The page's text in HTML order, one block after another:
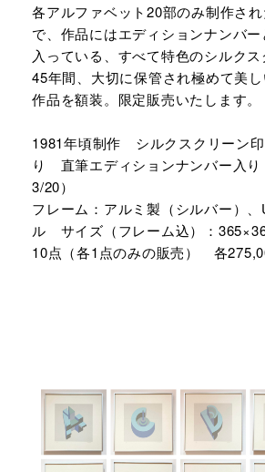
各アルファベット20部のみ制作さ
で、作品にはエディションナンバ
入っている、すべて特色のシルクス
45年間、大切に保管され極めて美
作品を額装。限定販売いたします。
1981年頃制作 シルクスクリーン
り 直筆エディションナンバー入り
3/20）
フレーム：アルミ製（シルバー）、
ル サイズ（フレーム込）：
10点（各1点のみの販売） 各